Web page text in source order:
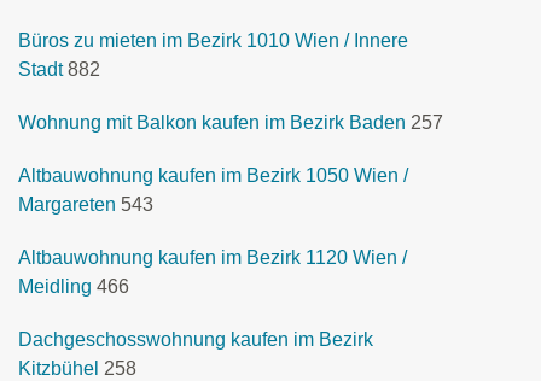
Büros zu mieten im Bezirk 1010 Wien / Innere
Stadt 882
Wohnung mit Balkon kaufen im Bezirk Baden 257
Altbauwohnung kaufen im Bezirk 1050 Wien /
Margareten 543
Altbauwohnung kaufen im Bezirk 1120 Wien /
Meidling 466
Dachgeschosswohnung kaufen im Bezirk
Kitzbühel 258